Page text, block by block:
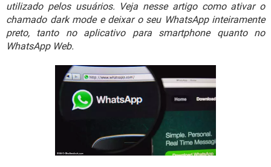
INSTAGRAM GMAIL
GUIA DE COMPRAS
OUTLOOK EXCEL
INSTAGRAM GMAIL
utilizado pelos usuários. Veja nesse artigo como ativar o
chamado dark mode e deixar o seu WhatsApp inteiramente
preto, tanto no aplicativo para smartphone quanto no
WhatsApp Web.